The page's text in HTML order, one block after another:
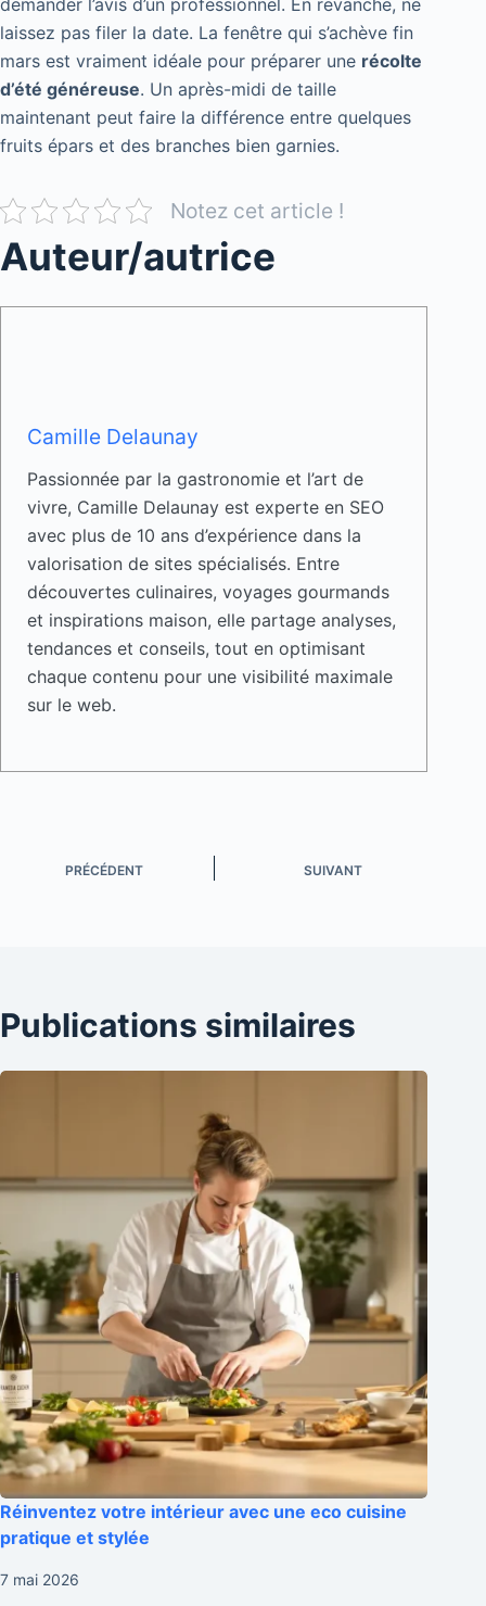
laissez pas filer la date. La fenêtre qui s’achève fin
mars est vraiment idéale pour préparer une récolte
d’été généreuse. Un après-midi de taille
maintenant peut faire la différence entre quelques
fruits épars et des branches bien garnies.
Notez cet article !
Auteur/autrice
Camille Delaunay
Passionnée par la gastronomie et l’art de
vivre, Camille Delaunay est experte en SEO
avec plus de 10 ans d’expérience dans la
valorisation de sites spécialisés. Entre
découvertes culinaires, voyages gourmands
et inspirations maison, elle partage analyses,
tendances et conseils, tout en optimisant
chaque contenu pour une visibilité maximale
sur le web.
PRÉCÉDENT SUIVANT
Publications similaires
Réinventez votre intérieur avec une eco cuisine
pratique et stylée
7 mai 2026